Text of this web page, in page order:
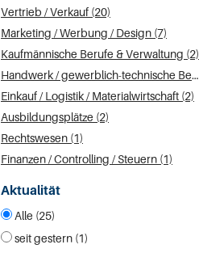
Vertrieb / Verkauf (20)
Marketing / Werbung / Design (7)
Kaufmännische Berufe & Verwaltung (2)
Handwerk / gewerblich-technische Berufe (2)
Einkauf / Logistik / Materialwirtschaft (2)
Ausbildungsplätze (2)
Rechtswesen (1)
Finanzen / Controlling / Steuern (1)
Aktualität
Alle (25)
seit gestern (1)